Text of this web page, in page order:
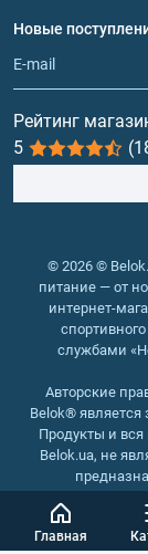
Главная
Обмен и возврат
Протеин
Гейнеры
Витамины и
Рыбий жир,
Новые
Рейтинг
5
© 2026 ©
питание — от
интернет-
службами
Авторские
Belok®
Продукты и
Belok.ua, не
Интернет